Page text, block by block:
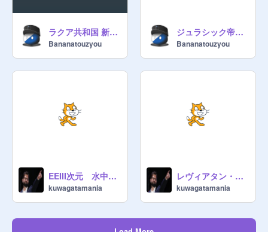
wkjd国
月帝国
特殊同盟国
カービィ王国
～～～～同盟国関係者～～～～～～
ドイツ第五帝国総統秘書官
skyi3
大お寿司連邦天皇
TASUNOSUKE
聖竜王国
フレディア共和国
DP社
社長@TARUBOSAURUSU
ラクア共和国 新型戦艦(詳細未公開)
Bananatouzyou
ジュラシック帝国 海軍再編計画
Bananatouzyou
EEIII次元 水中潜行型サイボーグ・ブラックマンバ 設計仕様
kuwagatamania
レヴィアタン・キャリアー
kuwagatamania